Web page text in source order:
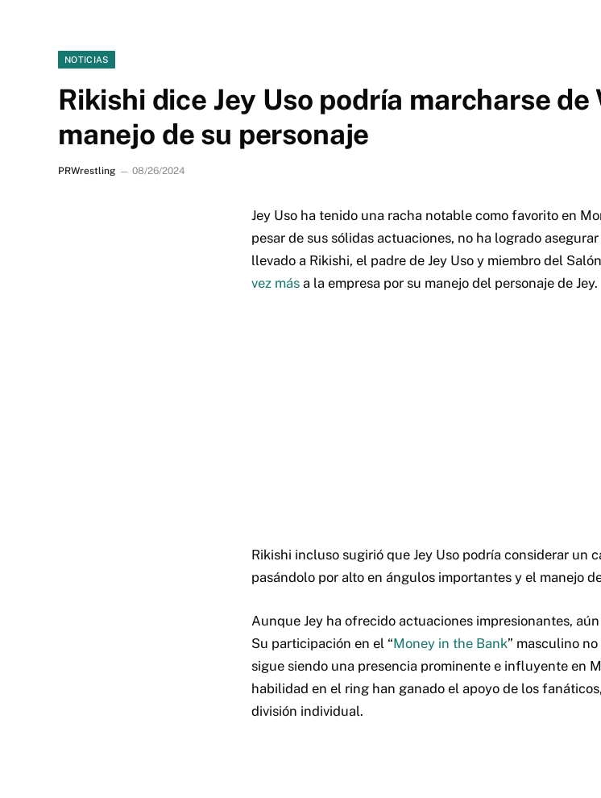
NOTICIAS
Rikishi dice Jey Uso podría marcharse
manejo de su personaje
PRWrestling 08/26/2024
Jey Uso ha tenido una racha notable como favorito en
pesar de sus sólidas actuaciones, no ha logrado
llevado a Rikishi, el padre de Jey Uso y miembro del
vez más a la empresa por su manejo del personaje de Jey.
Rikishi incluso sugirió que Jey Uso podría considerar un
pasándolo por alto en ángulos importantes y el manejo
Aunque Jey ha ofrecido actuaciones impresionantes,
Su participación en el “Money in the Bank” masculino
sigue siendo una presencia prominente e influyente en
habilidad en el ring han ganado el apoyo de los
división individual.